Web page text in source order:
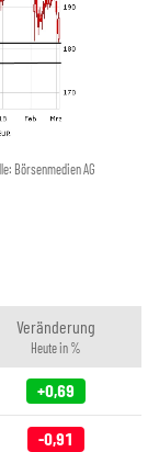
Börsenmedien AG
Veränderung
Heute in %
+0,69
-0,91